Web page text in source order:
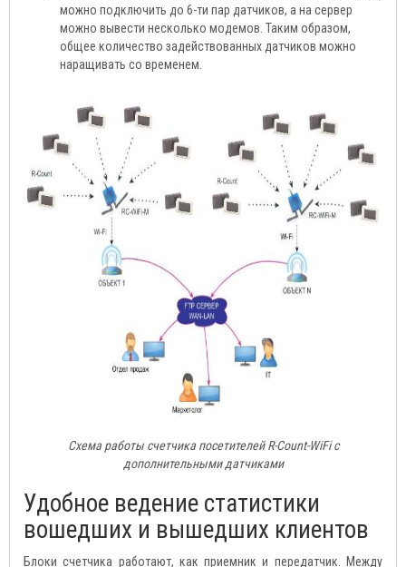
можно подключить до 6-ти пар датчиков, а на сервер
можно вывести несколько модемов. Таким образом,
общее количество задействованных датчиков можно
наращивать со временем.
Схема работы счетчика посетителей R-Count-WiFi с
дополнительными датчиками
Удобное ведение статистики
вошедших и вышедших клиентов
Блоки счетчика работают, как приемник и передатчик. Между